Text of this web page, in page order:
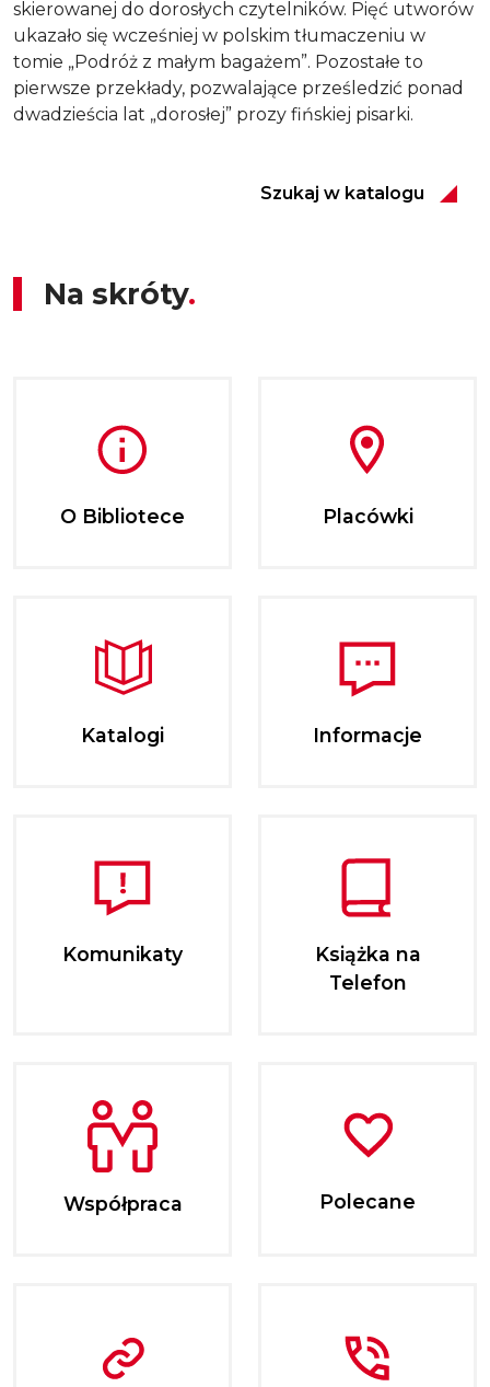
skierowanej do dorosłych czytelników. Pięć utworów
ukazało się wcześniej w polskim tłumaczeniu w
tomie „Podróż z małym bagażem”. Pozostałe to
pierwsze przekłady, pozwalające prześledzić ponad
dwadzieścia lat „dorosłej” prozy fińskiej pisarki.
Szukaj w katalogu
Na skróty
O Bibliotece Placówki
Katalogi Informacje
Komunikaty
Książka na
Telefon
Współpraca Polecane